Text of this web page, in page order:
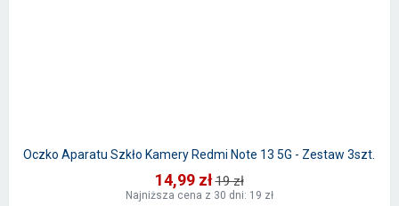
Oczko Aparatu Szkło Kamery Redmi Note 13 5G - Zestaw 3szt.
14,99 zł19 zł
Najniższa cena z 30 dni: 19 zł